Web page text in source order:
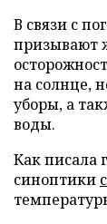
В связи с
призывают
на солнце,
уборы, а
воды.
Как писала
синоптики